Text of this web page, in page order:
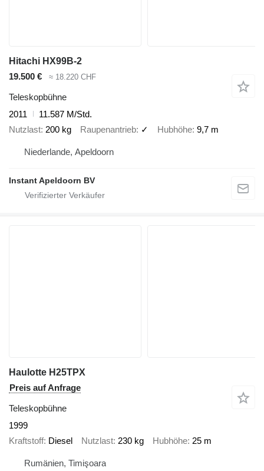
Hitachi HX99B-2
19.500 €
≈ 18.220 CHF
Teleskopbühne
2011
11.587 M/Std.
Nutzlast 200 kg Raupenantrieb ✓ Hubhöhe 9,7 m
Niederlande, Apeldoorn
Instant Apeldoorn BV
Haulotte H25TPX
Preis auf Anfrage
Teleskopbühne
1999
Kraftstoff Diesel Nutzlast 230 kg Hubhöhe 25 m
Rumänien, Timişoara